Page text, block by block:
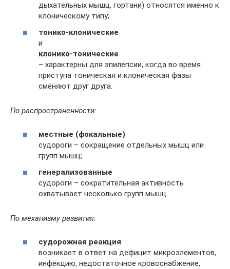
дыхательных мышц, гортани) относятся именно к
клоническому типу;
тонико-клонические
и
клонико-тонические
– характерны для эпилепсии, когда во время
приступа тоническая и клоническая фазы
сменяют друг друга.
По распространенности:
местные (фокальные)
судороги – сокращение отдельных мышц или
групп мышц;
генерализованные
судороги – сократительная активность
охватывает несколько групп мышц.
По механизму развития:
судорожная реакция
возникает в ответ на дефицит микроэлементов,
инфекцию, недостаточное кровоснабжение,